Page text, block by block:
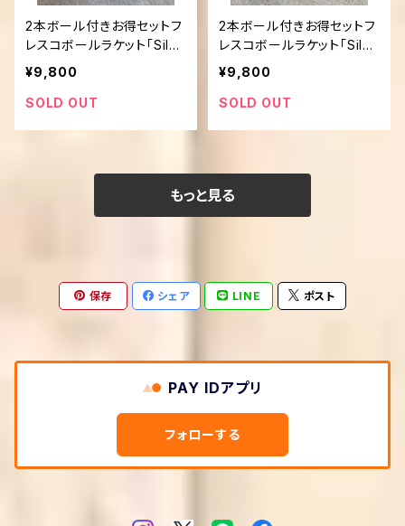
2本ボール付きお得セットフ
レスコボールラケット「Silen
t Rally」
¥9,800
SOLD OUT
2本ボール付きお得セットフ
レスコボールラケット「Silen
t Rally」
¥9,800
SOLD OUT
もっと見る
保存 シェア LINE ポスト
PAY IDアプリ
フォローする